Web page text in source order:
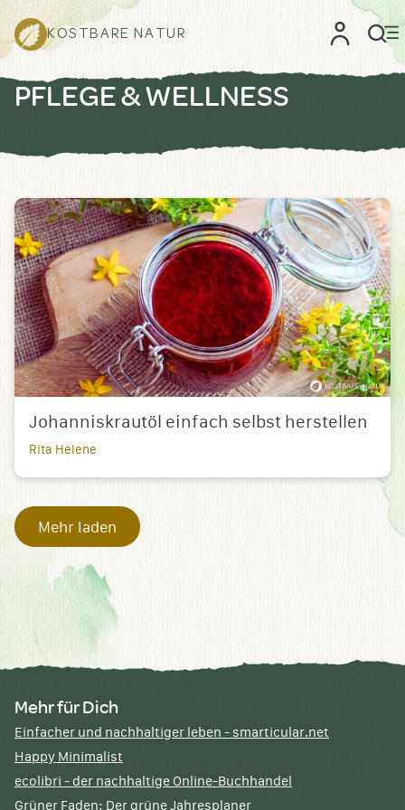
KOSTBARE NATUR
PFLEGE & WELLNESS
Johanniskrautöl einfach selbst herstellen
Rita Helene
Mehr laden
Mehr für Dich
Einfacher und nachhaltiger leben - smarticular.net
Happy Minimalist
ecolibri - der nachhaltige Online-Buchhandel
Grüner Faden: Der grüne Jahresplaner